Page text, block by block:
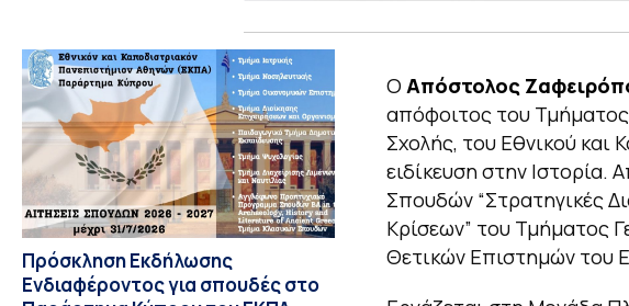
Πρόσκληση Εκδήλωσης
Ενδιαφέροντος για σπουδές στο
Ο Απόστολος
απόφοιτος του Τμήματος
Σχολής, του Εθνικού και
ειδίκευση στην
Σπουδών “Στρατηγικές
Κρίσεων” του Τμήματος
Θετικών Επιστημών του